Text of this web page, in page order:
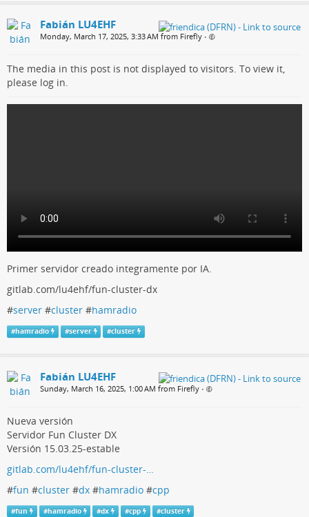
Fabián LU4EHF
Monday, March 17, 2025, 3:33 AM from Firefly •
The media in this post is not displayed to visitors. To view it,
please log in.
Primer servidor creado integramente por IA.
gitlab.com/lu4ehf/fun-cluster-dx
#server #cluster #hamradio
#hamradio #server #cluster
Fabián LU4EHF
Sunday, March 16, 2025, 1:00 AM from Firefly •
Nueva versión
Servidor Fun Cluster DX
Versión 15.03.25-estable
gitlab.com/lu4ehf/fun-cluster-…
#fun #cluster #dx #hamradio #cpp
#fun #hamradio #dx #cpp #cluster